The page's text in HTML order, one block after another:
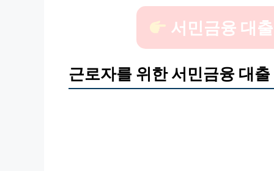
서민금융 대
근로자를 위한 서민금융 대